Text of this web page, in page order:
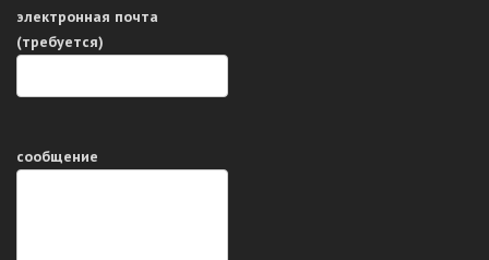
электронная почта
(требуется)
сообщение